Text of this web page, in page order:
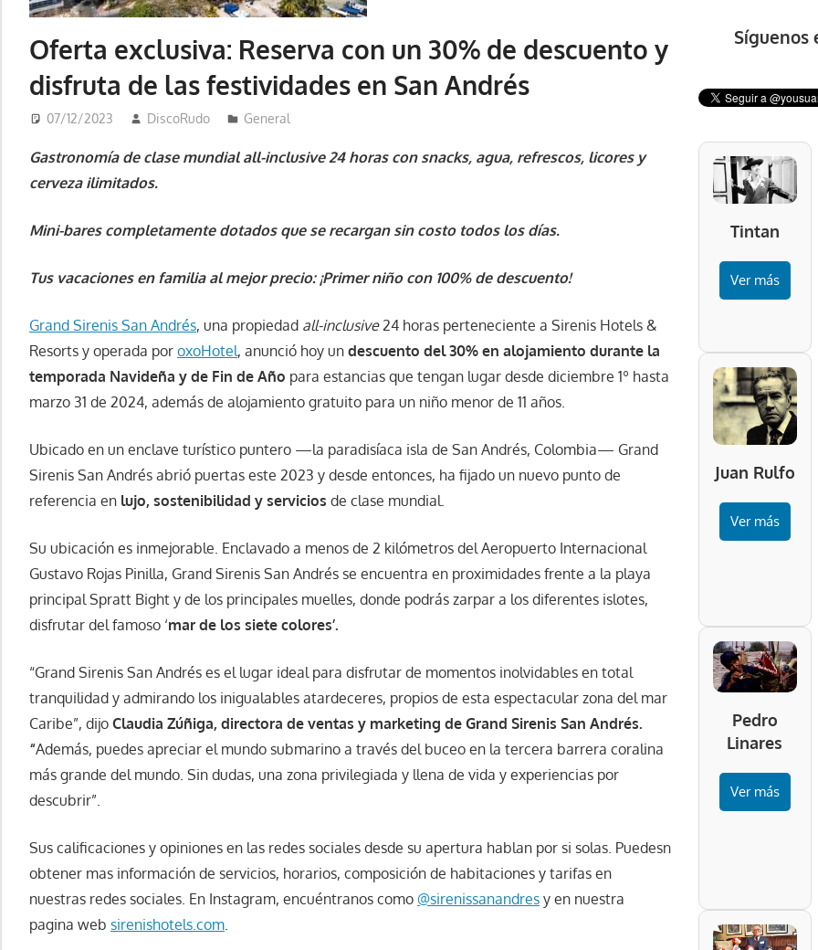
Oferta exclusiva: Reserva con un 30% de descuento y
disfruta de las festividades en San Andrés
07/12/2023 DiscoRudo General
Gastronomía de clase mundial all-inclusive 24 horas con snacks, agua, refrescos, licores y
cerveza ilimitados.
Mini-bares completamente dotados que se recargan sin costo todos los días.
Tus vacaciones en familia al mejor precio: ¡Primer niño con 100% de descuento!
Grand Sirenis San Andrés, una propiedad all-inclusive24 horas perteneciente a Sirenis Hotels &
Resorts y operada por oxoHotel, anunció hoy un descuento del 30% en alojamiento durante la
temporada Navideña y de Fin de Año para estancias que tengan lugar desde diciembre 1º hasta
marzo 31 de 2024, además de alojamiento gratuito para un niño menor de 11 años.
Ubicado en un enclave turístico puntero —la paradisíaca isla de San Andrés, Colombia— Grand
Sirenis San Andrés abrió puertas este 2023 y desde entonces, ha fijado un nuevo punto de
referencia en lujo, sostenibilidad y servicios de clase mundial.
Su ubicación es inmejorable. Enclavado a menos de 2 kilómetros del Aeropuerto Internacional
Gustavo Rojas Pinilla, Grand Sirenis San Andrés se encuentra en proximidades frente a la playa
principal Spratt Bight y de los principales muelles, donde podrás zarpar a los diferentes islotes,
disfrutar del famoso ‘mar de los siete colores’.
“Grand Sirenis San Andrés es el lugar ideal para disfrutar de momentos inolvidables en total
tranquilidad y admirando los inigualables atardeceres, propios de esta espectacular zona del mar
Caribe”, dijo Claudia Zúñiga, directora de ventas y marketing de Grand Sirenis San Andrés.
“Además, puedes apreciar el mundo submarino a través del buceo en la tercera barrera coralina
más grande del mundo. Sin dudas, una zona privilegiada y llena de vida y experiencias por
descubrir”.
Sus calificaciones y opiniones en las redes sociales desde su apertura hablan por si solas. Puedesn
obtener mas información de servicios, horarios, composición de habitaciones y tarifas en
nuestras redes sociales. En Instagram, encuéntranos como @sirenissanandres y en nuestra
pagina web sirenishotels.com.
Síguenos
Tintan
Ver más
Juan Rulfo
Ver más
Pedro
Linares
Ver más